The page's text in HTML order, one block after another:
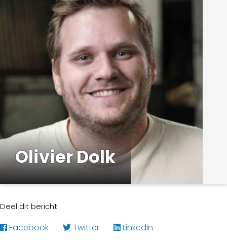
Olivier Dolk
Deel dit bericht
Facebook Twitter LinkedIn